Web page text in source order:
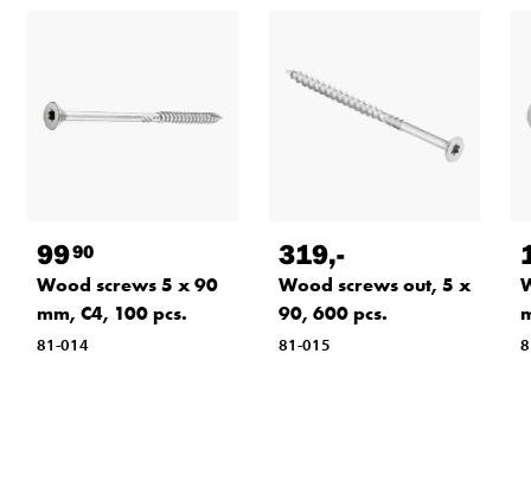
9990
Wood screws 5 x 90
mm, C4, 100 pcs.
81-014
319,-
Wood screws out, 5 x
90, 600 pcs.
81-015